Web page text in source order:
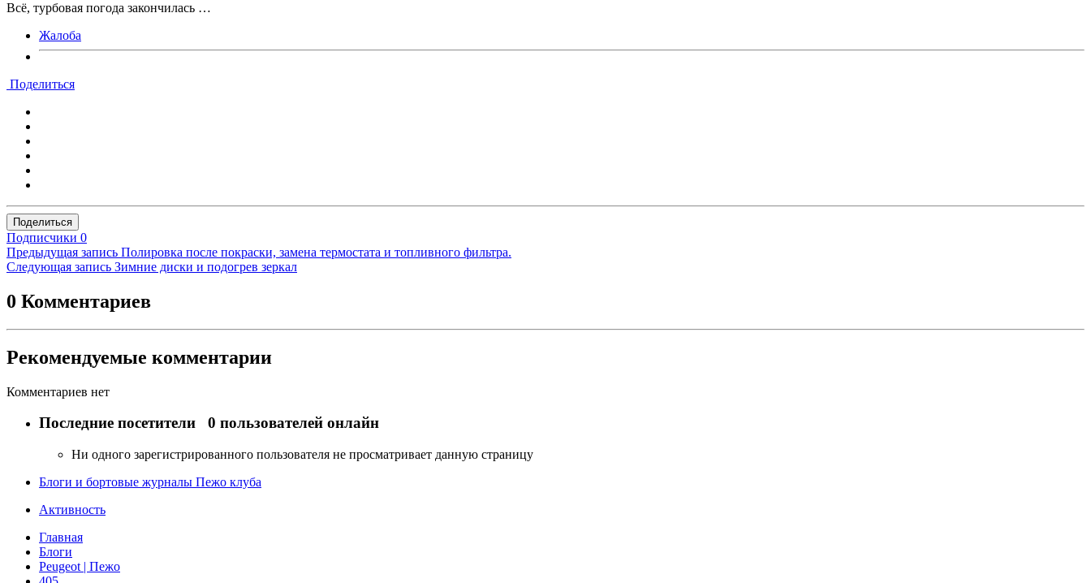
Всё, турбовая погода закончилась …
Жалоба
Поделиться
Поделиться
Подписчики 0
Предыдущая запись Полировка после покраски, замена термостата и топливного фильтра.
Следующая запись Зимние диски и подогрев зеркал
0 Комментариев
Рекомендуемые комментарии
Комментариев нет
Последние посетители 0 пользователей онлайн
Ни одного зарегистрированного пользователя не просматривает данную страницу
Блоги и бортовые журналы Пежо клуба
Активность
Главная
Блоги
Peugeot | Пежо